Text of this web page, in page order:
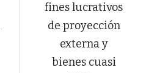
fines lucrativos
de proyección
externa y
bienes cuasi